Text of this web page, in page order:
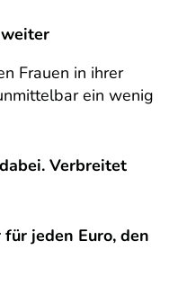
Frauen in ihrer
ein wenig
Verbreitet
jeden Euro, den